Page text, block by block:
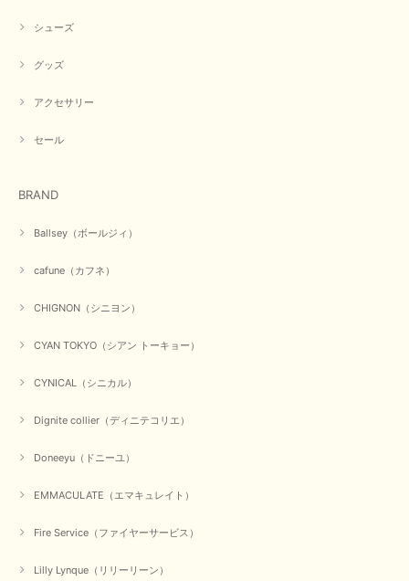
シューズ
グッズ
アクセサリー
セール
BRAND
Ballsey（ボールジィ）
cafune（カフネ）
CHIGNON（シニヨン）
CYAN TOKYO（シアン トーキョー）
CYNICAL（シニカル）
Dignite collier（ディニテコリエ）
Doneeyu（ドニーユ）
EMMACULATE（エマキュレイト）
Fire Service（ファイヤーサービス）
Lilly Lynque（リリーリーン）